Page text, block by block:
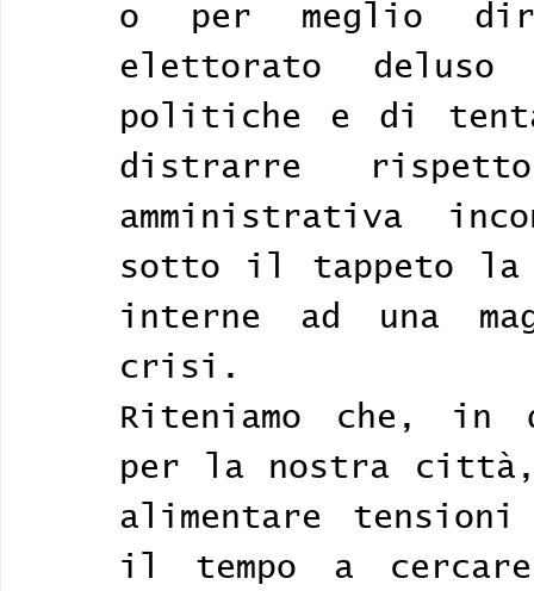
o per meglio
elettorato
politiche e di
distrarre
amministrativa
sotto il tappeto la
interne ad una
crisi.
Riteniamo che, in
per la nostra città,
alimentare
il tempo a